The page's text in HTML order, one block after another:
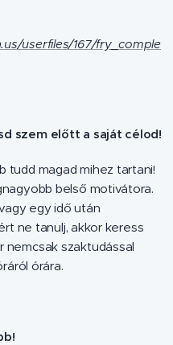
userfiles/167/fry_comple
szem előtt a saját célod!
tudd magad mihez tartani!
belső motivátora.
egy idő után
ne tanulj, akkor keress
nemcsak szaktudással
órára.